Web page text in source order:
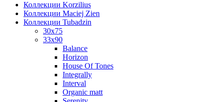
Коллекции Korzilius
Коллекции Maciej Zien
Коллекции Tubadzin
30x75
33x90
Balance
Horizon
House Of Tones
Integrally
Interval
Organic matt